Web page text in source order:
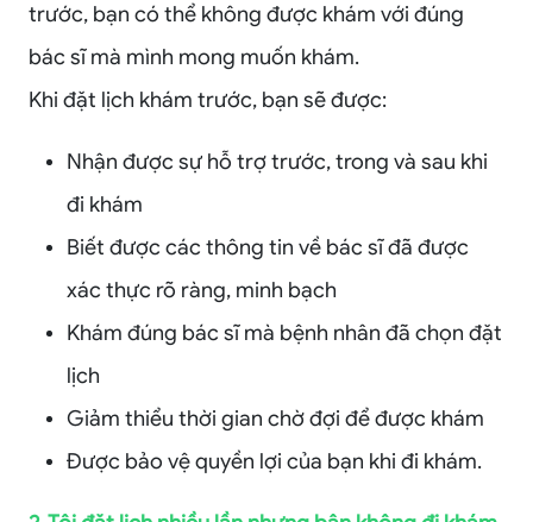
trước, bạn có thể không được khám với đúng
bác sĩ mà mình mong muốn khám.
Khi đặt lịch khám trước, bạn sẽ được:
Nhận được sự hỗ trợ trước, trong và sau khi
đi khám
Biết được các thông tin về bác sĩ đã được
xác thực rõ ràng, minh bạch
Khám đúng bác sĩ mà bệnh nhân đã chọn đặt
lịch
Giảm thiểu thời gian chờ đợi để được khám
Được bảo vệ quyền lợi của bạn khi đi khám.